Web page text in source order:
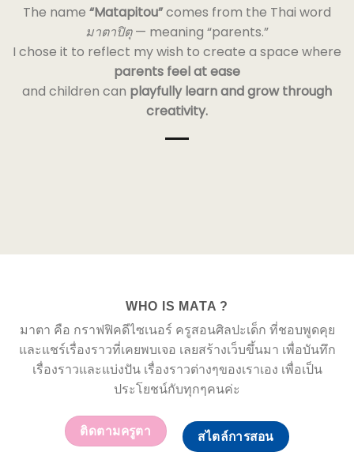
The name “Matapitou”comes from the Thai word
มาตาปิตุ— meaning “parents.”
I chose it to reflect my wish to create a space where
parents feel at ease
and children can playfully learn and grow through
creativity.
WHO IS MATA ?
มาตา คือ กราฟฟิคดีไซเนอร์ ครูสอนศิลปะเด็ก ที่ชอบพูดคุย
และแชร์เรื่องราวที่เคยพบเจอ เลยสร้างเว็บขึ้นมา เพื่อบันทึก
เรื่องราวและแบ่งปัน เรื่องราวต่างๆของเราเอง เพื่อเป็น
ประโยชน์กับทุกๆคนค่ะ
ติดตามครูตา สไตล์การสอน